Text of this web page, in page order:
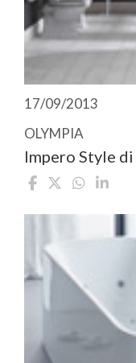
17/09/2013
OLYMPIA
Impero Style